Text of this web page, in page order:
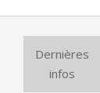
Dernières
infos